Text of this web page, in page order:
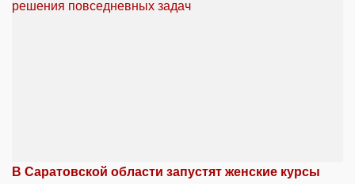
В Саратовской области запустят женские курсы